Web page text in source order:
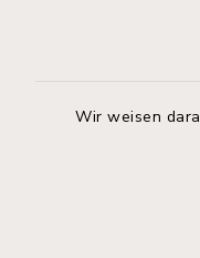
Wir weisen
04554 701-0